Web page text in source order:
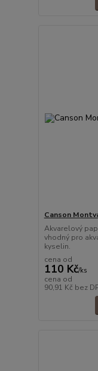
Canson
Akvarelový
vhodný pro
kyselin.
cena od
110 Kč/ks
cena od
90,91 Kč bez